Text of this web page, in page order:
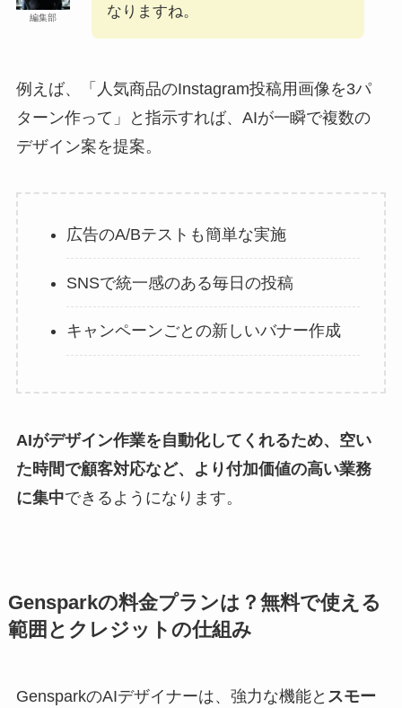
編集部
なりますね。
例えば、「人気商品のInstagram投稿用画像を3パ
ターン作って」と指示すれば、AIが一瞬で複数の
デザイン案を提案。
広告のA/Bテストも簡単な実施
SNSで統一感のある毎日の投稿
キャンペーンごとの新しいバナー作成
AIがデザイン作業を自動化してくれるため、空い
た時間で顧客対応など、より付加価値の高い業務
に集中できるようになります。
Gensparkの料金プランは？無料で使える
範囲とクレジットの仕組み
GensparkのAIデザイナーは、強力な機能と スモー